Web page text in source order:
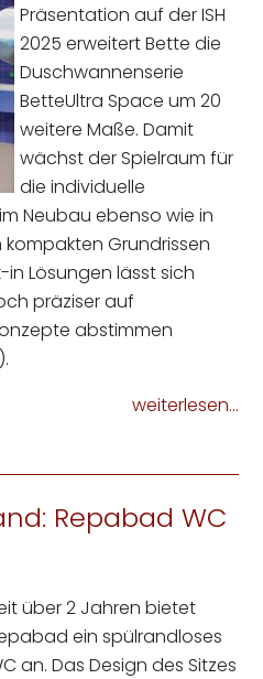
Präsentation auf der ISH
2025 erweitert Bette die
Duschwannenserie
BetteUltra Space um 20
weitere Maße. Damit
wächst der Spielraum für
die individuelle
Neubau ebenso wie in
Grundrissen
Lösungen lässt sich
präziser auf
abstimmen
weiterlesen...
Repabad WC
über 2 Jahren bietet
ein spülrandloses
an. Das Design des Sitzes